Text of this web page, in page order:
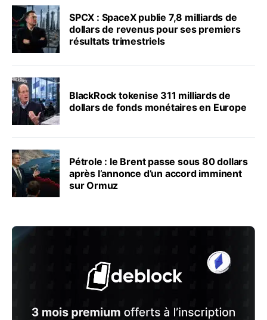
SPCX : SpaceX publie 7,8 milliards de
dollars de revenus pour ses premiers
résultats trimestriels
BlackRock tokenise 311 milliards de
dollars de fonds monétaires en Europe
Pétrole : le Brent passe sous 80 dollars
après l’annonce d’un accord imminent
sur Ormuz